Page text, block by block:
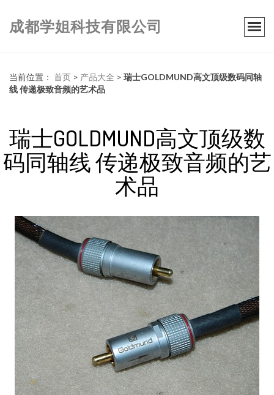
成都学姐科技有限公司
当前位置： 首页 > 产品大全 > 瑞士GOLDMUND高文顶级数码同轴
线 传递极致音频的艺术品
瑞士GOLDMUND高文顶级数
码同轴线 传递极致音频的艺
术品